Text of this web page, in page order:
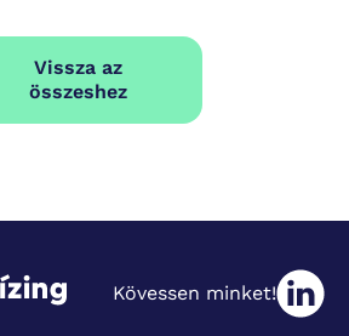
Vissza az
összeshez
Kövessen minket!